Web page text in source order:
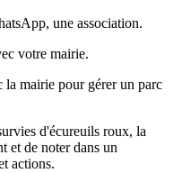
une association.
votre mairie.
mairie pour gérer un parc
d'écureuils roux, la
et de noter dans un
actions.